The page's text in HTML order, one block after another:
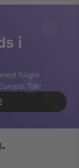
i
fulgte
Tak!